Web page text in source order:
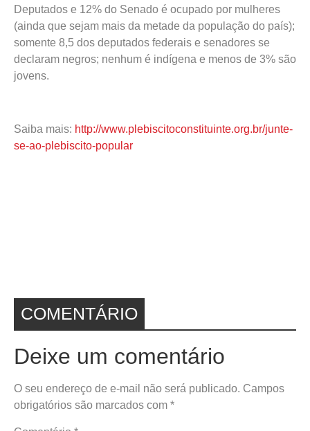
Deputados e 12% do Senado é ocupado por mulheres
(ainda que sejam mais da metade da população do país);
somente 8,5 dos deputados federais e senadores se
declaram negros; nenhum é indígena e menos de 3% são
jovens.
Saiba mais: http://www.plebiscitoconstituinte.org.br/junte-
se-ao-plebiscito-popular
COMENTÁRIO
Deixe um comentário
O seu endereço de e-mail não será publicado. Campos
obrigatórios são marcados com *